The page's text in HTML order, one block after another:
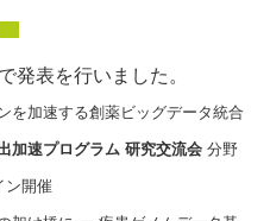
発表を行いました。
を加速する創薬ビッグデータ統合
加速プログラム 研究交流会 分野
ン開催